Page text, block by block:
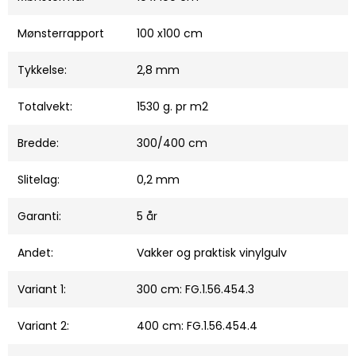
Mønsterrapport 100 x100 cm
Tykkelse: 2,8 mm
Totalvekt: 1530 g. pr m2
Bredde: 300/400 cm
Slitelag: 0,2 mm
Garanti: 5 år
Andet: Vakker og praktisk vinylgulv
Variant 1: 300 cm: FG.1.56.454.3
Variant 2: 400 cm: FG.1.56.454.4